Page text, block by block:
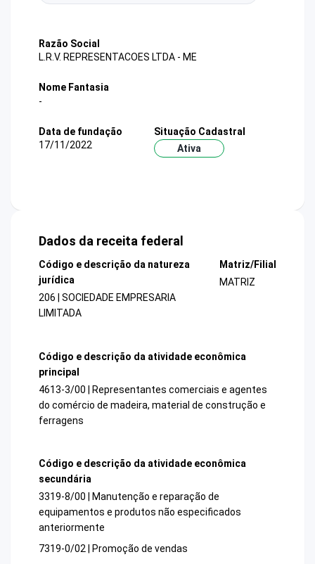
Razão Social
L.R.V. REPRESENTACOES LTDA - ME
Nome Fantasia
-
Data de fundação
17/11/2022
Situação Cadastral
Ativa
Dados da receita federal
Código e descrição da natureza
jurídica
206 | SOCIEDADE EMPRESARIA
LIMITADA
Matriz/Filial
MATRIZ
Código e descrição da atividade econômica
principal
4613-3/00 | Representantes comerciais e agentes
do comércio de madeira, material de construção e
ferragens
Código e descrição da atividade econômica
secundária
3319-8/00 | Manutenção e reparação de
equipamentos e produtos não especificados
anteriormente
7319-0/02 | Promoção de vendas